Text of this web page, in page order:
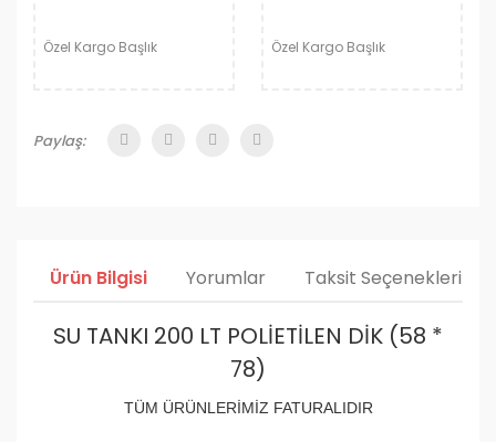
Özel Kargo Başlık Özel Kargo Başlık
Paylaş:
Ürün Bilgisi Yorumlar Taksit Seçenekleri
SU TANKI 200 LT POLİETİLEN DİK (58 *
78)
TÜM ÜRÜNLERİMİZ FATURALIDIR